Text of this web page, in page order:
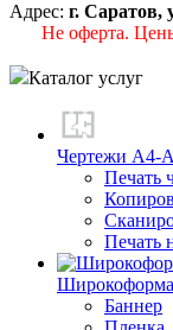
Адрес: г. Саратов,
Не оферта.
Каталог услуг
Чертежи А4-
Печать
Печать
Баннер